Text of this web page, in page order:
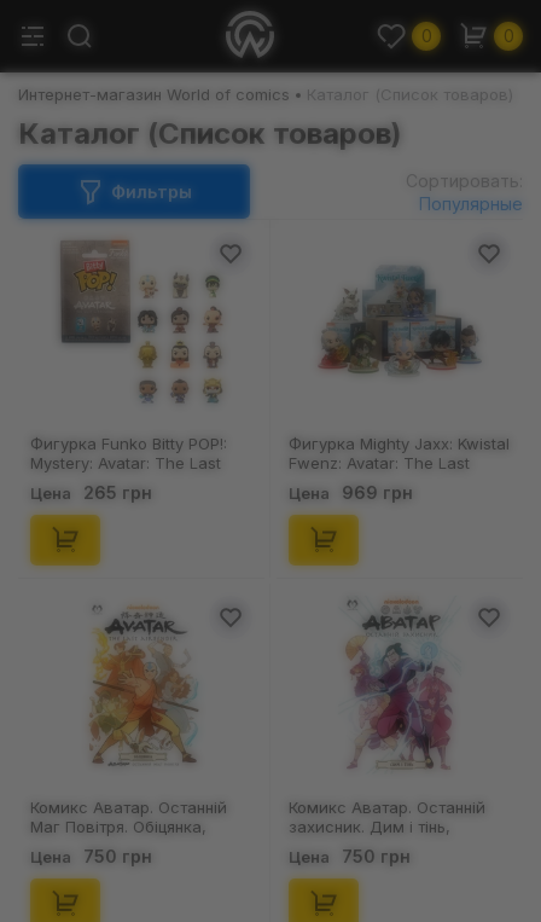
0 0
Интернет-магазин World of comics Каталог (Список товаров)
Каталог (Список товаров)
Фильтры
Сортировать:
Популярные
Фигурка Funko Bitty POP!:
Mystery: Avatar: The Last
Airbender (Blind Box: 1 из 12),
(76387)
Цена 265 грн
Фигурка Mighty Jaxx: Kwistal
Fwenz: Avatar: The Last
Airbender: Series 1 (Blind
Box: 1 з 7), (81678)
Цена 969 грн
Комикс Аватар. Останній
Маг Повітря. Обіцянка,
(500671)
Цена 750 грн
Комикс Аватар. Останній
захисник. Дим і тінь,
(202217)
Цена 750 грн